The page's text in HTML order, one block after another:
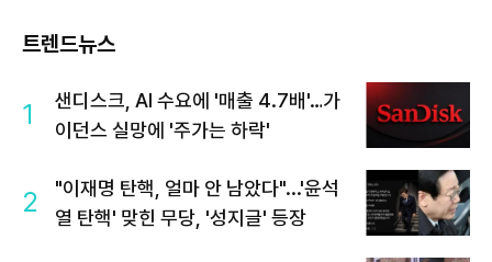
트렌드뉴스
1
샌디스크, AI 수요에 '매출 4.7배'…가
이던스 실망에 '주가는 하락'
2
"이재명 탄핵, 얼마 안 남았다"...'윤석
열 탄핵' 맞힌 무당, '성지글' 등장